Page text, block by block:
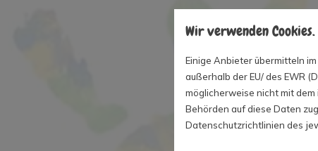
Wir verwenden Cookies.
Einige Anbieter übermitteln
außerhalb der EU/ des EWR
möglicherweise nicht mit
Behörden auf diese Daten
Datenschutzrichtlinien des